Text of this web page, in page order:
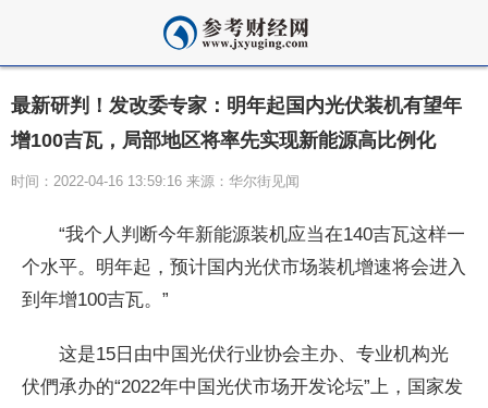
最新研判！发改委专家：明年起国内光伏装机有望年
增100吉瓦，局部地区将率先实现新能源高比例化
时间：2022-04-16 13:59:16 来源：华尔街见闻
“我个人判断今年新能源装机应当在140吉瓦这样一
个水平。明年起，预计国内光伏市场装机增速将会进入
到年增100吉瓦。”
这是15日由中国光伏行业协会主办、专业机构光
伏們承办的“2022年中国光伏市场开发论坛”上，国家发